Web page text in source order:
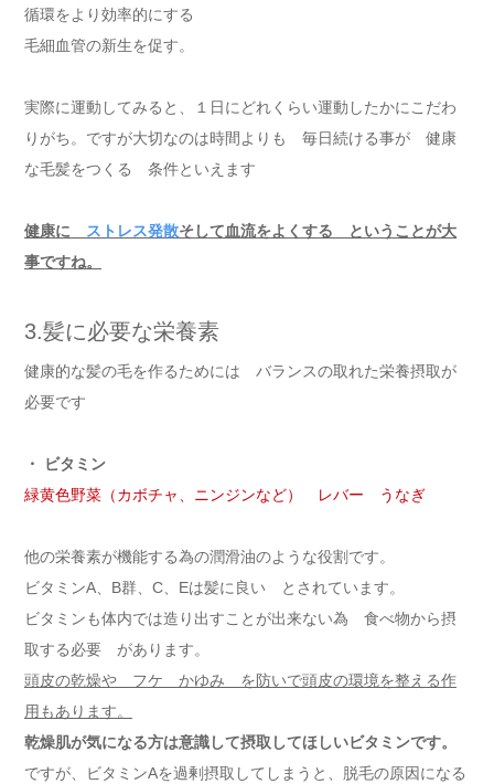
循環をより効率的にする
毛細血管の新生を促す。
実際に運動してみると、１日にどれくらい運動したかにこだわ
りがち。ですが大切なのは時間よりも 毎日続ける事が 健康
な毛髪をつくる 条件といえます
健康に ストレス発散そして血流をよくする ということが大
事ですね。
3.髪に必要な栄養素
健康的な髪の毛を作るためには バランスの取れた栄養摂取が
必要です
・ ビタミン
緑黄色野菜（カボチャ、ニンジンなど） レバー うなぎ
他の栄養素が機能する為の潤滑油のような役割です。
ビタミンA、B群、C、Eは髪に良い とされています。
ビタミンも体内では造り出すことが出来ない為 食べ物から摂
取する必要 があります。
頭皮の乾燥や フケ かゆみ を防いで頭皮の環境を整える作
用もあります。
乾燥肌が気になる方は意識して摂取してほしいビタミンです。
ですが、ビタミンAを過剰摂取してしまうと、脱毛の原因になる